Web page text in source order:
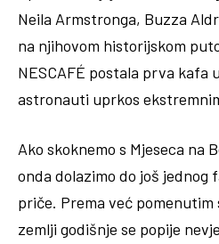
Neila Armstronga, Buzza
na njihovom historijskom
NESCAFÉ postala prva kafa
astronauti uprkos
Ako skoknemo s Mjeseca na
onda dolazimo do još jednog
priče. Prema već
zemlji godišnje se popije